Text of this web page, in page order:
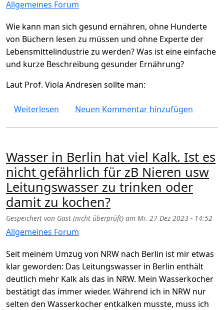
Allgemeines Forum
Wie kann man sich gesund ernähren, ohne Hunderte
von Büchern lesen zu müssen und ohne Experte der
Lebensmittelindustrie zu werden? Was ist eine einfache
und kurze Beschreibung gesunder Ernährung?
Laut Prof. Viola Andresen sollte man:
Weiterlesen über Gesunde Ernährung: einfache und
Neuen Kommentar hinzufügen
Wasser in Berlin hat viel Kalk. Ist es
nicht gefährlich für zB Nieren usw
Leitungswasser zu trinken oder
damit zu kochen?
Gespeichert von Gast (nicht überprüft) am Mi. 27 Dez 2023 - 14:52
Allgemeines Forum
Seit meinem Umzug von NRW nach Berlin ist mir etwas
klar geworden: Das Leitungswasser in Berlin enthält
deutlich mehr Kalk als das in NRW. Mein Wasserkocher
bestätigt das immer wieder. Während ich in NRW nur
selten den Wasserkocher entkalken musste, muss ich